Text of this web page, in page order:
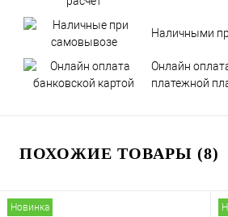
Наличными
Онлайн
платежной
ПОХОЖИЕ ТОВАРЫ (8)
Новинка